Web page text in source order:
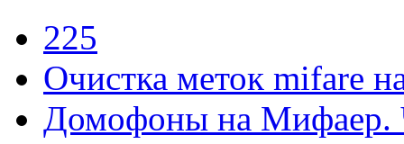
225
Очистка меток mifare
Домофоны на Мифаер.